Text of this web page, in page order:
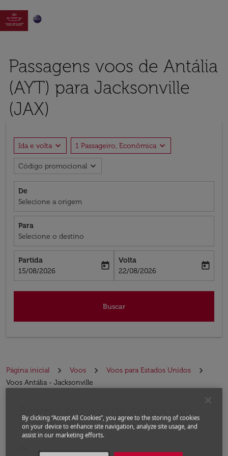

Passagens voos de Antália
(AYT) para Jacksonville
(JAX)
Ida e volta expand_more 1 Passageiro, Econômica expand_more
Código promocional expand_more
De
Selecione a origem
Para
Selecione o destino
Partida
fc-booking-departure-date-aria-label
15/08/2026
today
Volta
fc-booking-return-date-aria-label
22/08/2026
today
Buscar
Página inicial Voos
Voos para Estados Unidos
Voos Antália - Jacksonville
Reserve seu voo de Antália para
Jacksonville
By clicking “Accept All Cookies”, you agree to the storing of cookies
on your device to enhance site navigation, analyze site usage, and
assist in our marketing efforts.